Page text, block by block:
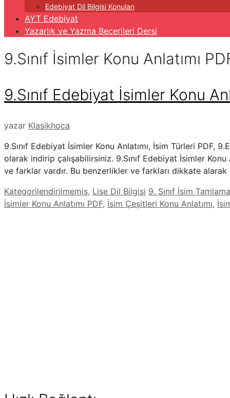
Edebiyat Dil Bilgisi Konuları
AYT Edebiyat
Yazarlık ve Yazma Becerileri Dersi
9.Sınıf İsimler Konu Anlatımı
9.Sınıf Edebiyat İsimler Konu
yazar Klasikhoca
9.Sınıf Edebiyat İsimler Konu Anlatımı, İsim Türleri PDF,
olarak indirip çalışabilirsiniz. 9.Sınıf Edebiyat İsimler
ve farklar vardır. Bu benzerlikler ve farkları dikkate
Kategoriler
Kategorilendirilmemiş, Lise Dil Bilgisi Etiketler
9. Sınıf İsim
İsimler Konu Anlatımı PDF, İsim Çeşitleri Konu Anlatımı,